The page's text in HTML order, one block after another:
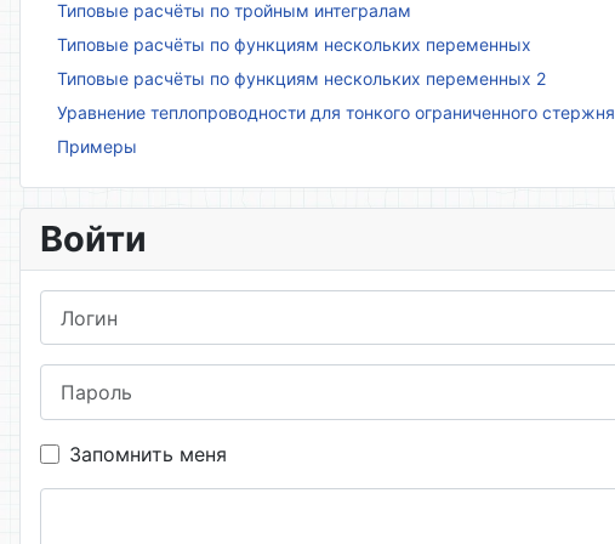
Типовые расчёты по тройным интегралам
Типовые расчёты по функциям нескольких переменных
Типовые расчёты по функциям нескольких переменных 2
Уравнение теплопроводности для тонкого ограниченного стержня
Примеры
Войти
Запомнить меня